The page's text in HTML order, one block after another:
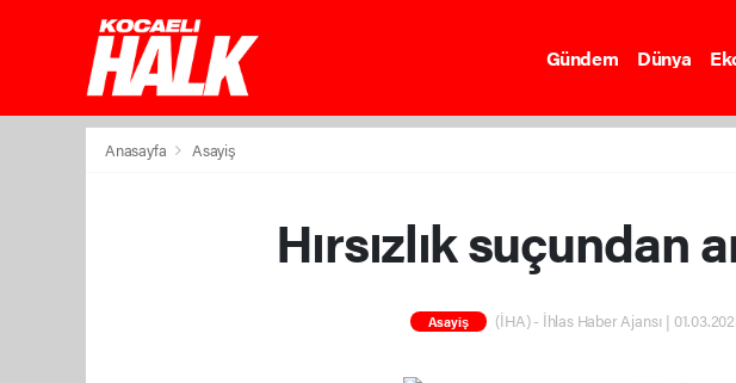
Gündem Dünya
Anasayfa Asayiş
Hırsızlık suçundan
Asayiş (İHA) - İhlas Haber Ajansı |